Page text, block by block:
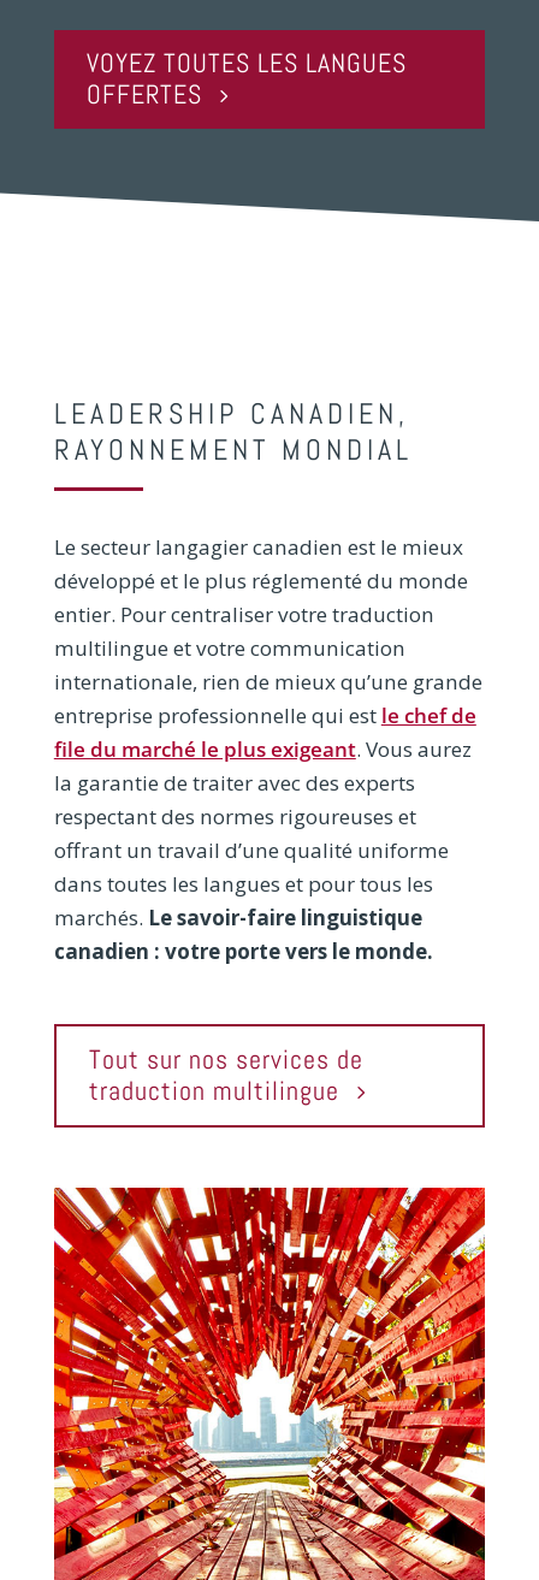
VOYEZ TOUTES LES LANGUES
OFFERTES
LEADERSHIP CANADIEN,
RAYONNEMENT MONDIAL
Le secteur langagier canadien est le mieux
développé et le plus réglementé du monde
entier. Pour centraliser votre traduction
multilingue et votre communication
internationale, rien de mieux qu’une grande
entreprise professionnelle qui est le chef de
file du marché le plus exigeant. Vous aurez
la garantie de traiter avec des experts
respectant des normes rigoureuses et
offrant un travail d’une qualité uniforme
dans toutes les langues et pour tous les
marchés. Le savoir-faire linguistique
canadien : votre porte vers le monde.
Tout sur nos services de
traduction multilingue